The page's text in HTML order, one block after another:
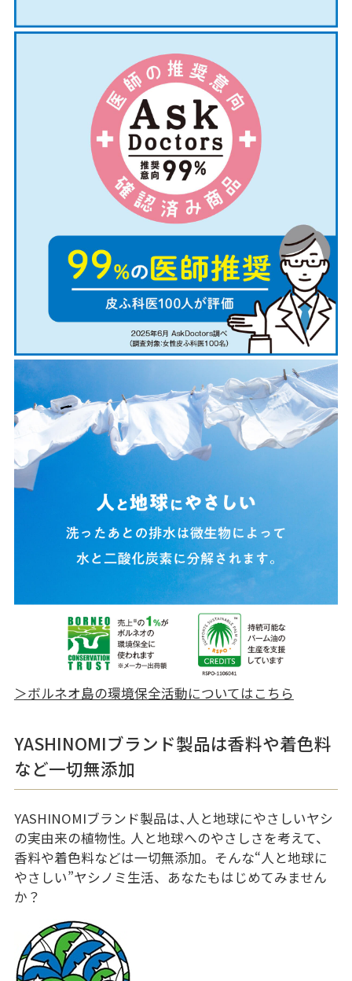
＞ボルネオ島の環境保全活動についてはこちら
YASHINOMIブランド製品は香料や着色料
など一切無添加
YASHINOMIブランド製品は､人と地球にやさしいヤシ
の実由来の植物性｡ 人と地球へのやさしさを考えて、
香料や着色料などは一切無添加。そんな“人と地球に
やさしい”ヤシノミ生活、あなたもはじめてみません
か？